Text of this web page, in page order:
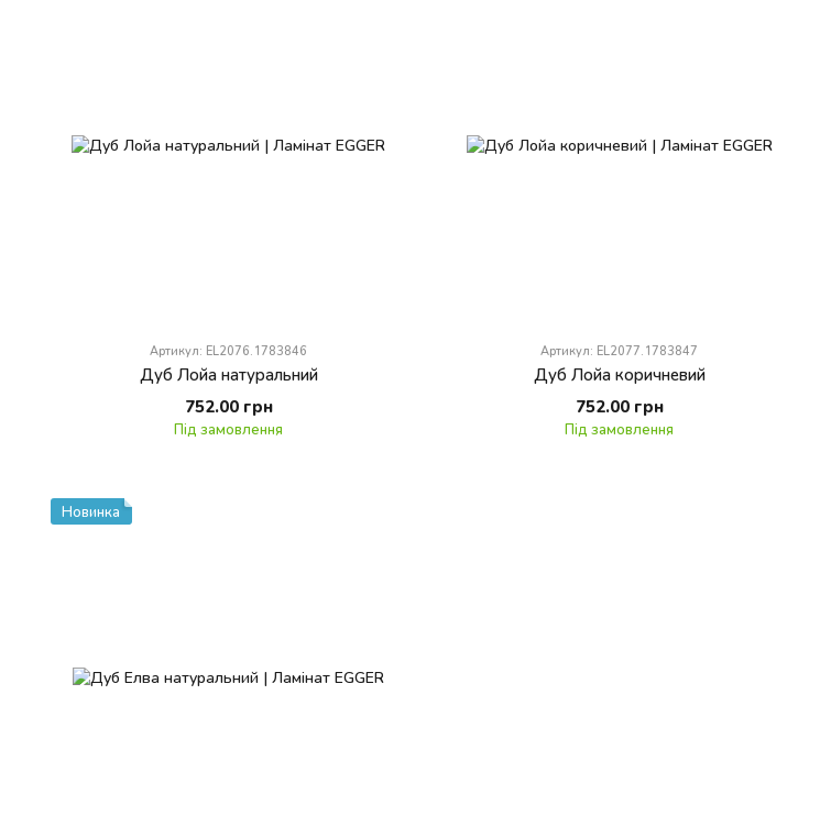
Артикул: EL2076.1783846
Дуб Лойа натуральний
752.00 грн
Під замовлення
Артикул: EL2077.1783847
Дуб Лойа коричневий
752.00 грн
Під замовлення
Новинка